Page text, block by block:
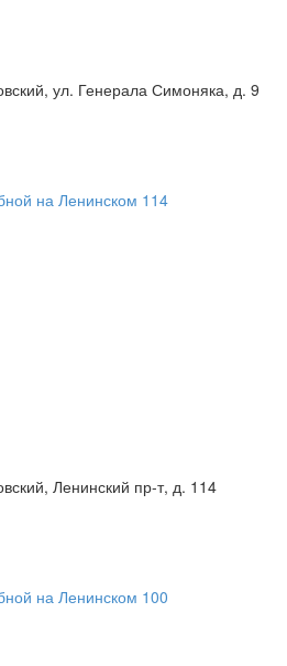
ул. Генерала Симоняка, д. 9
на Ленинском 114
Ленинский пр-т, д. 114
на Ленинском 100